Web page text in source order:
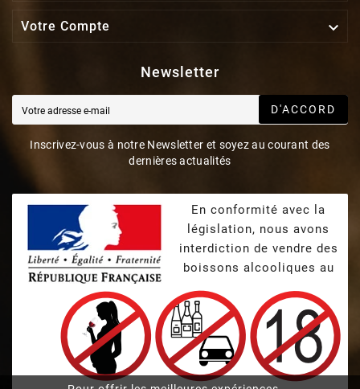
Votre Compte 
Newsletter
D'ACCORD
Inscrivez-vous à notre Newsletter et soyez au courant des
dernières actualités
En conformité avec la
législation, nous avons
interdiction de vendre des
boissons alcooliques au